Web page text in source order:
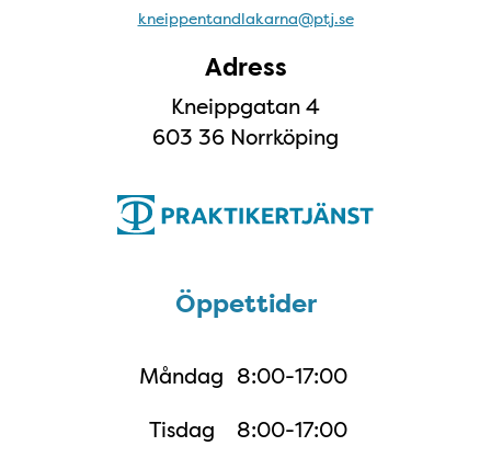
kneippentandlakarna@ptj.se
Adress
Kneippgatan 4
603 36 Norrköping
Öppettider
Måndag 8:00-17:00
Tisdag
8:00-17:00